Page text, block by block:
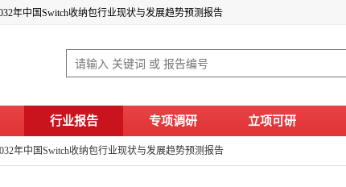
年中国Switch收纳包行业现状与发展趋势预测报告
行业报告 专项调研 立项可研
年中国Switch收纳包行业现状与发展趋势预测报告